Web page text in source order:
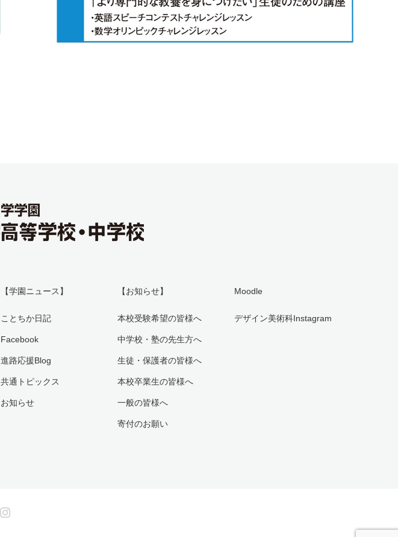
【学園ニュース】
ことちか日記
Facebook
進路応援Blog
共通トピックス
お知らせ
【お知らせ】
本校受験希望の皆様へ
中学校・塾の先生方へ
生徒・保護者の皆様へ
本校卒業生の皆様へ
一般の皆様へ
寄付のお願い
Moodle
デザイン美術科Instagram